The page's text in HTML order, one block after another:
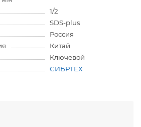
1/2
SDS-plus
Россия
Китай
Ключевой
СИБРТЕХ